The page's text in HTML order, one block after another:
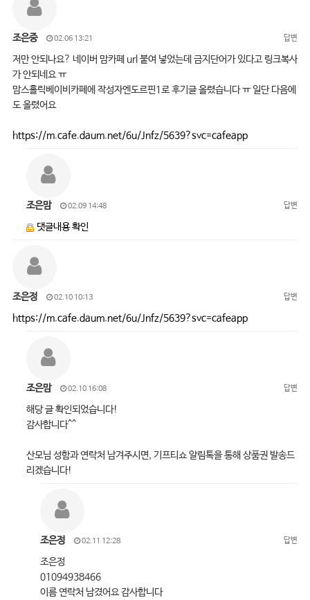
조은중 02.06 13:21 답변
저만 안되나요? 네이버 맘카페 url 붙여 넣었는데 금지단어가 있다고 링크복사
가 안되네요 ㅠ
맘스홀릭베이비카페에 작성자엔도르핀1로 후기글 올렸습니다 ㅠ 일단 다음에
도 올렸어요
https://m.cafe.daum.net/6u/Jnfz/5639?svc=cafeapp
조은맘 02.09 14:48 답변
댓글내용 확인
조은정 02.10 10:13 답변
https://m.cafe.daum.net/6u/Jnfz/5639?svc=cafeapp
조은맘 02.10 16:08 답변
해당 글 확인되었습니다!
감사합니다^^
산모님 성함과 연락처 남겨주시면, 기프티쇼 알림톡을 통해 상품권 발송드
리겠습니다!
조은정 02.11 12:28 답변
조은정
01094938466
이름 연락처 남겼어요 감사합니다